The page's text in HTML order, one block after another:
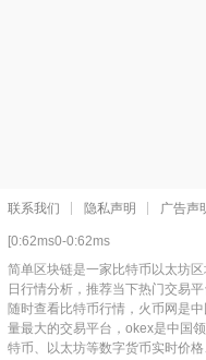
联系我们 隐私声明 广告声
[0:62ms0-0:62ms
简单区块链是一家比特币以太坊
日行情分析，推荐当下热门交易
随时查看比特币行情，火币网是
量最大的交易平台，okex是中国
特币、以太坊等数字货币实时价